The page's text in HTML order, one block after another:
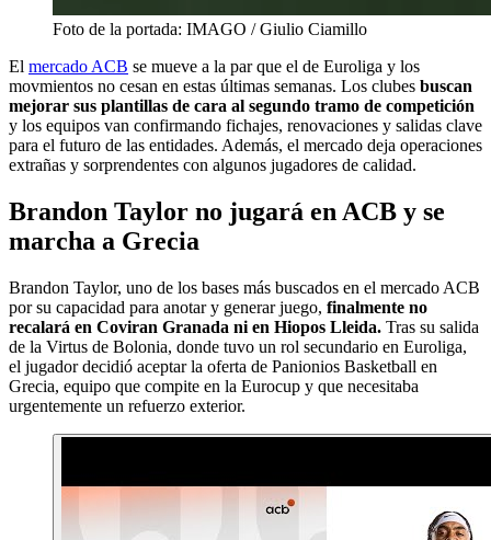
Foto de la portada: IMAGO / Giulio Ciamillo
El mercado ACB se mueve a la par que el de Euroliga y los
movmientos no cesan en estas últimas semanas. Los clubes buscan
mejorar sus plantillas de cara al segundo tramo de competición
y los equipos van confirmando fichajes, renovaciones y salidas clave
para el futuro de las entidades. Además, el mercado deja operaciones
extrañas y sorprendentes con algunos jugadores de calidad.
Brandon Taylor no jugará en ACB y se
marcha a Grecia
Brandon Taylor, uno de los bases más buscados en el mercado ACB
por su capacidad para anotar y generar juego, finalmente no
recalará en Coviran Granada ni en Hiopos Lleida. Tras su salida
de la Virtus de Bolonia, donde tuvo un rol secundario en Euroliga,
el jugador decidió aceptar la oferta de Panionios Basketball en
Grecia, equipo que compite en la Eurocup y que necesitaba
urgentemente un refuerzo exterior.